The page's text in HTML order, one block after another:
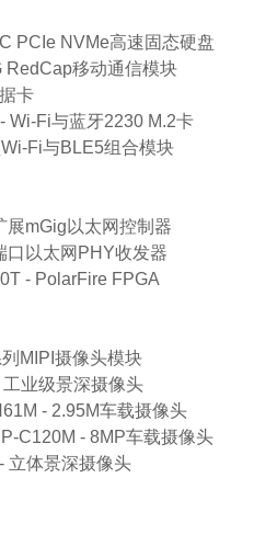
PCIe NVMe高速固态硬盘
RedCap移动通信模块
卡
Wi-Fi与蓝牙2230 M.2卡
Fi与BLE5组合模块
展mGig以太网控制器
口以太网PHY收发器
- PolarFire FPGA
MIPI摄像头模块
业级景深摄像头
- 2.95M车载摄像头
C120M - 8MP车载摄像头
立体景深摄像头